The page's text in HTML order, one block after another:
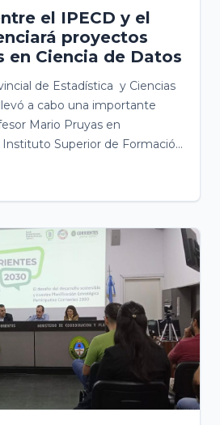
el IPECD y el
proyectos
en Ciencia de Datos
de Estadística y Ciencias
a cabo una importante
Mario Pruyas en
Superior de Formación
Estrada". Durante el